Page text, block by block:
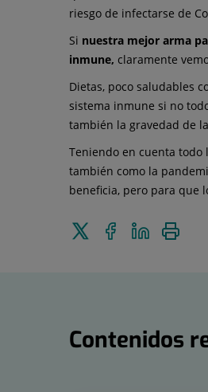
riesgo de infectarse de
Si nuestra mejor arma
inmune, claramente
Dietas, poco saludables
sistema inmune si no
también la gravedad de
Teniendo en cuenta todo
también como la
beneficia, pero para que
Enviar
Compartir
en
Compartir
Contenidos